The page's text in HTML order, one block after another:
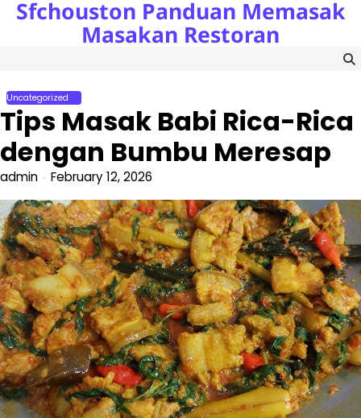
SkipSfchouston Panduan Memasak
Masakan Restoran
Uncategorized
Tips Masak Babi Rica-Rica
dengan Bumbu Meresap
admin February 12, 2026